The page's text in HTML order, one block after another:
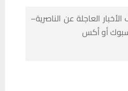
العاجلة عن الناصرية–
أو أكس